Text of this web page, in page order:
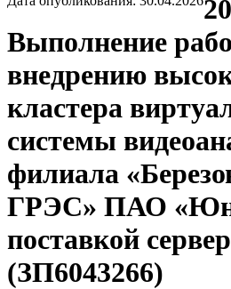
Выполнение
внедрению
кластера
системы
филиала
ГРЭС» ПАО
поставкой
(ЗП6043266)